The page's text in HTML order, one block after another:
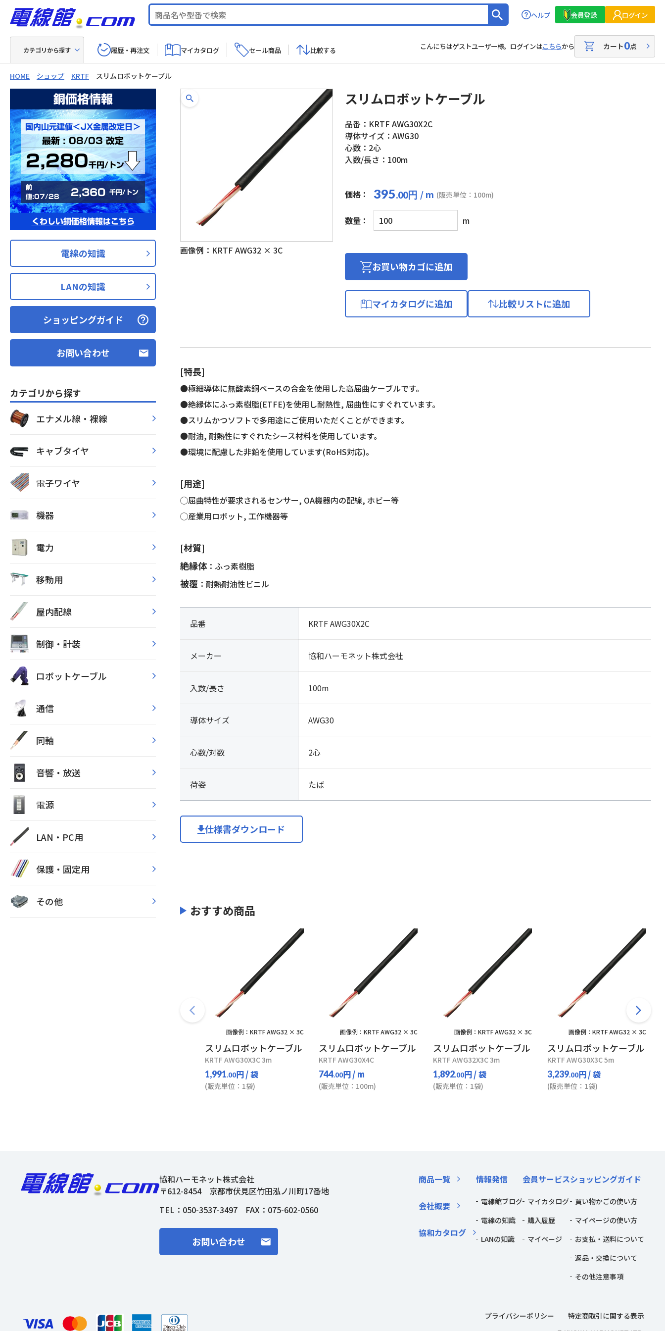
ヘルプ 会員登録 ログイン
カテゴリから探す 履歴・再注文 マイカタログ セール商品 比較する こんにちはゲストユーザー様。ログインはこちらから カート0点
HOME ショップ KRTF スリムロボットケーブル
銅価格情報
国内山元建値＜JX金属改定日＞
最新 : 08/03 改定
2,280千円/トン
前
値:07/28
2,360 千円/トン
くわしい銅価格情報はこちら
電線の知識
LANの知識
ショッピングガイド
お問い合わせ
カテゴリから探す
エナメル線・裸線
キャブタイヤ
電子ワイヤ
機器
電力
移動用
屋内配線
制御・計装
ロボットケーブル
通信
同軸
音響・放送
電源
LAN・PC用
保護・固定用
その他
画像例：KRTF AWG32 × 3C
スリムロボットケーブル
品番：KRTF AWG30X2C
導体サイズ：AWG30
心数：2心
入数/長さ：100m
価格： 395.00円 / m (販売単位：100m)
数量：
ス
リ
ロ
個
m
お買い物カゴに追加
マイカタログに追加 比較リストに追加
[特長]
●極細導体に無酸素銅ベースの合金を使用した高屈曲ケーブルです。
●絶縁体にふっ素樹脂(ETFE)を使用し耐熱性, 屈曲性にすぐれています。
●スリムかつソフトで多用途にご使用いただくことができます。
●耐油, 耐熱性にすぐれたシース材料を使用しています。
●環境に配慮した非鉛を使用しています(RoHS対応)。
[用途]
◯屈曲特性が要求されるセンサー, OA機器内の配線, ホビー等
◯産業用ロボット, 工作機器等
[材質]
絶縁体：ふっ素樹脂
被覆 ：耐熱耐油性ビニル
品番 KRTF AWG30X2C
メーカー 協和ハーモネット株式会社
入数/長さ 100m
導体サイズ AWG30
心数/対数 2心
荷姿 たば
仕様書ダウンロード
おすすめ商品
画像例：KRTF AWG32 × 3C
スリムロボットケーブル
KRTF AWG30X3C 3m
1,991.00円/ 袋
(販売単位：1袋)
画像例：KRTF AWG32 × 3C
スリムロボットケーブル
KRTF AWG30X4C
744.00円/ m
(販売単位：100m)
画像例：KRTF AWG32 × 3C
スリムロボットケーブル
KRTF AWG32X3C 3m
1,892.00円/ 袋
(販売単位：1袋)
画像例：KRTF AWG32 × 3C
スリムロボットケーブル
KRTF AWG30X3C 5m
3,239.00円/ 袋
(販売単位：1袋)
協和ハーモネット株式会社
〒612-8454 京都市伏見区竹田泓ノ川町17番地
TEL： 050-3537-3497 FAX：075-602-0560
お問い合わせ
商品一覧
会社概要
協和カタログ
情報発信
電線館ブログ
電線の知識
LANの知識
会員サービス
マイカタログ
購入履歴
マイページ
ショッピングガイド
買い物かごの使い方
マイページの使い方
お支払・送料について
返品・交換について
その他注意事項
プライバシーポリシー
特定商取引に関する表示